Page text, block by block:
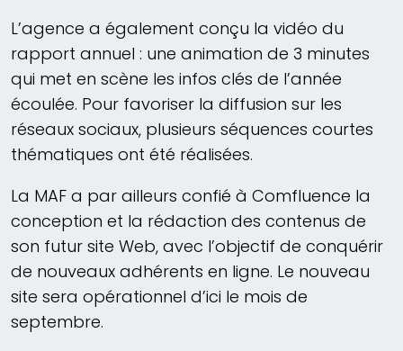
L’agence a également conçu la vidéo du
rapport annuel : une animation de 3 minutes
qui met en scène les infos clés de l’année
écoulée. Pour favoriser la diffusion sur les
réseaux sociaux, plusieurs séquences courtes
thématiques ont été réalisées.
La MAF a par ailleurs confié à Comfluence la
conception et la rédaction des contenus de
son futur site Web, avec l’objectif de conquérir
de nouveaux adhérents en ligne. Le nouveau
site sera opérationnel d’ici le mois de
septembre.